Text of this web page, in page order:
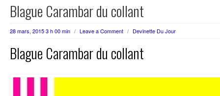
Blague Carambar du collant
28 mars, 2015 3 h 00 min / Leave a Comment / Devinette Du Jour
Blague Carambar du collant